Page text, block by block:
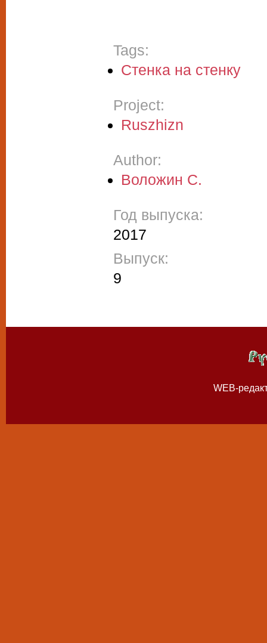
Tags:
Стенка на стенку
Project:
Ruszhizn
Author:
Воложин С.
Год выпуска:
2017
Выпуск:
9
WEB-